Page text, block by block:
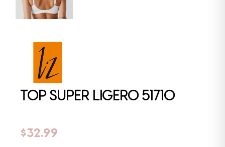
TOP SUPER LIGERO 51710
$32.99